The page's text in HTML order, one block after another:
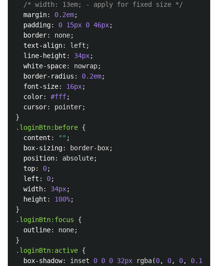
/* width: 13em; - apply for fixed size */
margin: 0.2em;
padding: 0 15px 0 46px;
border: none;
text-align: left ;
line-height : 34px;
white-space: nowrap;
border-radius : 0.2em;
font-size: 16px;
color: #fff;
cursor: pointer;
}
.loginBtn:before {
content : "" ;
box-sizing: border-box;
position: absolute;
top: 0;
left : 0;
width: 34px;
height : 100%;
}
.loginBtn:focus
{
outline: none;
}
.loginBtn:active {
box-shadow: inset 0 0 0 32px rgba(0, 0, 0, 0.1